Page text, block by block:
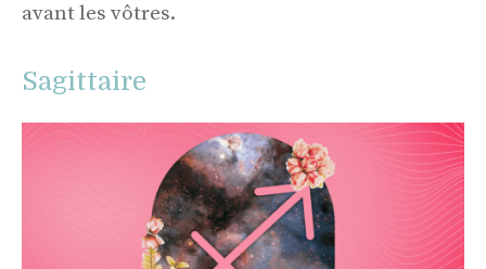
avant les vôtres.
Sagittaire